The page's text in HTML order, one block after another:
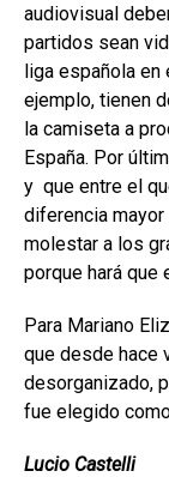
audiovisual
partidos sean
liga española
ejemplo, tienen
la camiseta a
España. Por
y que entre el
diferencia mayor
molestar a los
porque hará que
Para Mariano
que desde hace
desorganizado,
fue elegido
Lucio Castelli